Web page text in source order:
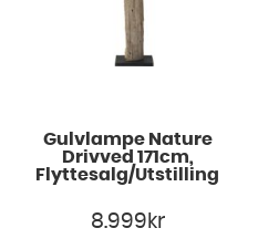
Gulvlampe Nature
Drivved 171cm,
Flyttesalg/Utstilling
8.999 kr